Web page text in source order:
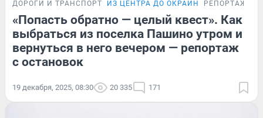
ДОРОГИ И ТРАНСПОРТ ИЗ ЦЕНТРА ДО ОКРАИН РЕПОРТАЖ
«Попасть обратно — целый квест». Как
выбраться из поселка Пашино утром и
вернуться в него вечером — репортаж
с остановок
19 декабря, 2025, 08:30 20 335 171